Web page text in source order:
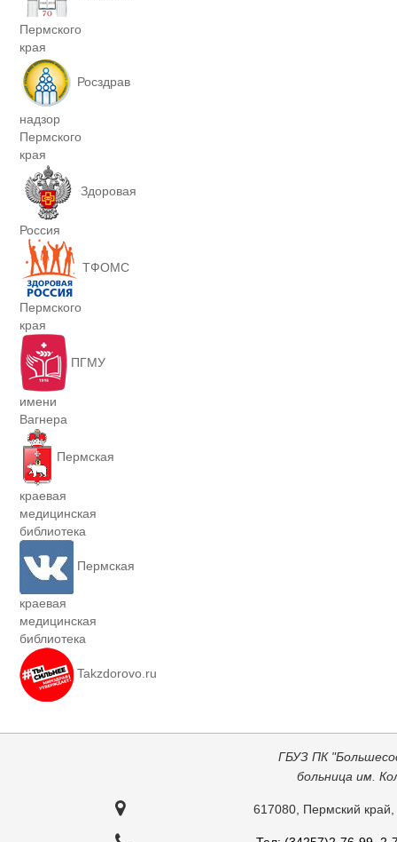
Пермского
края
Росздрав
надзор
Пермского
края
Здоровая
Россия
ТФОМС
Пермского
края
ПГМУ
имени
Вагнера
Пермская
краевая
медицинская
библиотека
Пермская
краевая
медицинская
библиотека
Takzdorovo.ru
ГБУЗ ПК
больница им.
617080, Пермский